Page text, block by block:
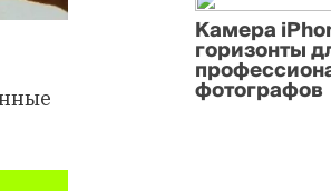
Камера
горизонты
фотографов